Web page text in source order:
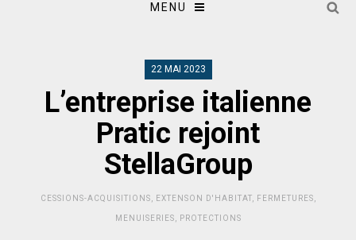
MENU
22 MAI 2023
L’entreprise italienne
Pratic rejoint
StellaGroup
CESSIONS-ACQUISITIONS EXTENSON D'HABITAT, FERMETURES
MENUISERIES PROTECTIONS